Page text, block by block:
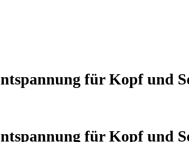
für Kopf und
für Kopf und